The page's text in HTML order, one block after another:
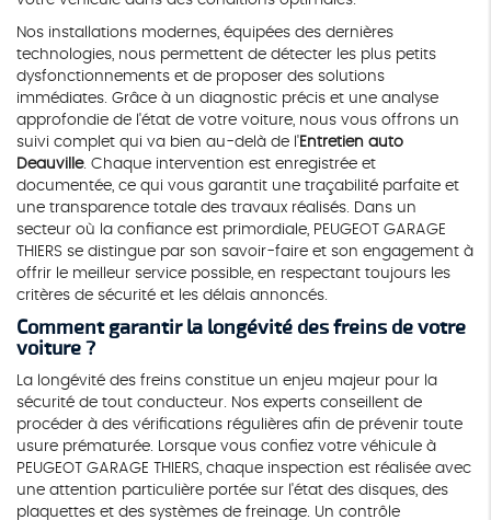
Nos installations modernes, équipées des dernières
technologies, nous permettent de détecter les plus petits
dysfonctionnements et de proposer des solutions
immédiates. Grâce à un diagnostic précis et une analyse
approfondie de l'état de votre voiture, nous vous offrons un
suivi complet qui va bien au-delà de l'Entretien auto
Deauville. Chaque intervention est enregistrée et
documentée, ce qui vous garantit une traçabilité parfaite et
une transparence totale des travaux réalisés. Dans un
secteur où la confiance est primordiale, PEUGEOT GARAGE
THIERS se distingue par son savoir-faire et son engagement à
offrir le meilleur service possible, en respectant toujours les
critères de sécurité et les délais annoncés.
Comment garantir la longévité des freins de votre
voiture ?
La longévité des freins constitue un enjeu majeur pour la
sécurité de tout conducteur. Nos experts conseillent de
procéder à des vérifications régulières afin de prévenir toute
usure prématurée. Lorsque vous confiez votre véhicule à
PEUGEOT GARAGE THIERS, chaque inspection est réalisée avec
une attention particulière portée sur l'état des disques, des
plaquettes et des systèmes de freinage. Un contrôle